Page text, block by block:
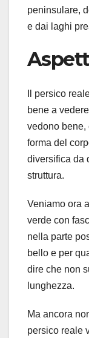
peninsulare,
e dai laghi
Il persico
bene a
vedono bene,
forma del
diversifica da
struttura.
Veniamo ora
verde con
nella parte
bello e per
dire che non
lunghezza.
Ma ancora
persico reale